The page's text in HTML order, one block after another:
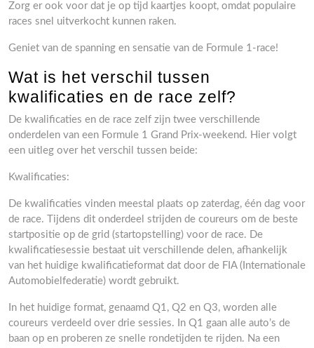
Zorg er ook voor dat je op tijd kaartjes koopt, omdat populaire
races snel uitverkocht kunnen raken.
Geniet van de spanning en sensatie van de Formule 1-race!
Wat is het verschil tussen
kwalificaties en de race zelf?
De kwalificaties en de race zelf zijn twee verschillende
onderdelen van een Formule 1 Grand Prix-weekend. Hier volgt
een uitleg over het verschil tussen beide:
Kwalificaties:
De kwalificaties vinden meestal plaats op zaterdag, één dag voor
de race. Tijdens dit onderdeel strijden de coureurs om de beste
startpositie op de grid (startopstelling) voor de race. De
kwalificatiesessie bestaat uit verschillende delen, afhankelijk
van het huidige kwalificatieformat dat door de FIA (Internationale
Automobielfederatie) wordt gebruikt.
In het huidige format, genaamd Q1, Q2 en Q3, worden alle
coureurs verdeeld over drie sessies. In Q1 gaan alle auto’s de
baan op en proberen ze snelle rondetijden te rijden. Na een